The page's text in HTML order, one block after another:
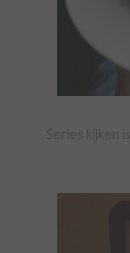
Series kijken